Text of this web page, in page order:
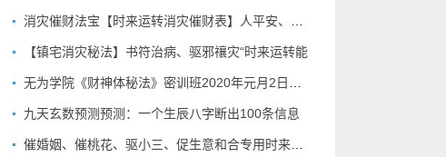
【镇宅消灾秘法】书符治病、驱邪禳灾“时来运转能
九天玄数预测预测：一个生辰八字断出100条信息